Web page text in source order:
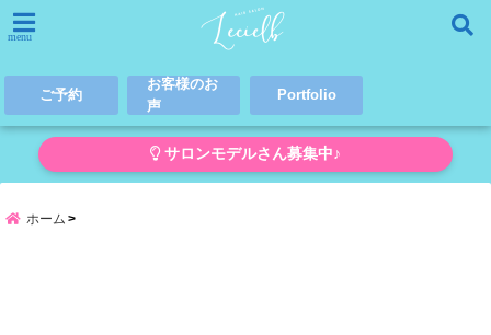
menu
ご予約
お客様のお
声
Portfolio
サロンモデルさん募集中♪
ホーム